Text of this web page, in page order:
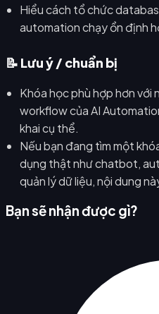
Hiểu cách tổ chức
automation chạy ổn định
📝 Lưu ý / chuẩn bị
Khóa học phù hợp hơn với
workflow của AI
khai cụ thể.
Nếu bạn đang tìm một
dụng thật như chatbot,
quản lý dữ liệu, nội dung
Bạn sẽ nhận được gì?